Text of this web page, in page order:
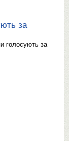
за
голосують за